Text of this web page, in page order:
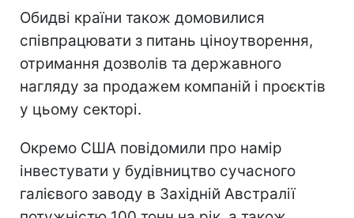
Обидві країни також домовилися
співпрацювати з питань ціноутворення,
отримання дозволів та державного
нагляду за продажем компаній і проєктів
у цьому секторі.
Окремо США повідомили про намір
інвестувати у будівництво сучасного
галієвого заводу в Західній Австралії